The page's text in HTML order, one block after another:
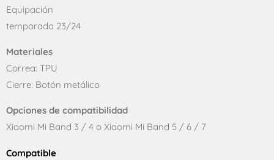
Equipación
temporada 23/24
Materiales
Correa: TPU
Cierre: Botón metálico
Opciones de compatibilidad
Xiaomi Mi Band 3 / 4 o Xiaomi Mi Band 5 / 6 / 7
Compatible
Pulsera